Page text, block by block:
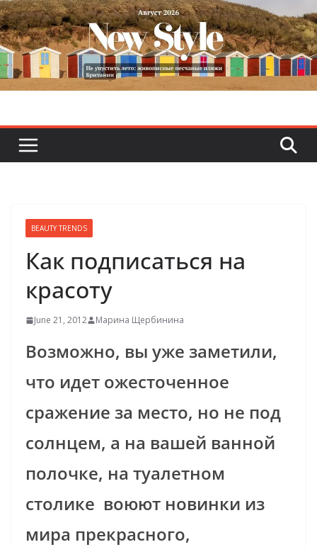
Skip
to
content
BEAUTY TRENDS
Как подписаться на
красоту
June 21, 2012 Марина Щербинина
Возможно, вы уже заметили,
что идет ожесточенное
сражение за место, но не под
солнцем, а на вашей ванной
полочке, на туалетном
столике ­ воюют новинки из
мира прекрасного,